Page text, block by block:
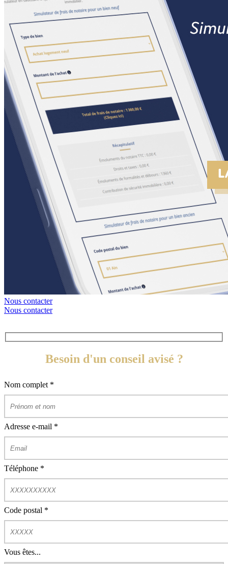
Nous contacter
Nous contacter
Besoin d'un conseil avisé ?
Nom complet *
Adresse e-mail *
Téléphone *
Code postal *
Vous êtes...